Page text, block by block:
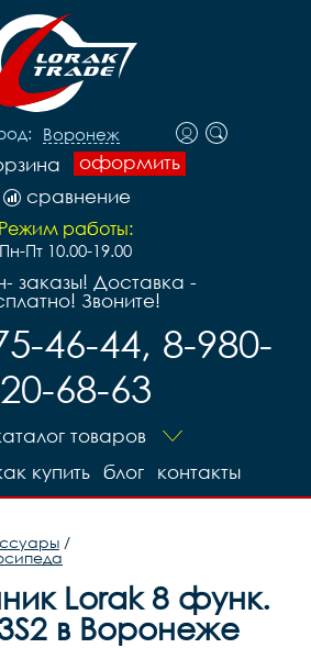
Воронеж
оформить
сравнение
Режим работы:
Пн-Пт 10.00-19.00
заказы! Доставка -
Звоните!
46-44, 8-980-
68-63
товаров
контакты
блог
купить
/
Lorak 8 функ.
в Воронеже